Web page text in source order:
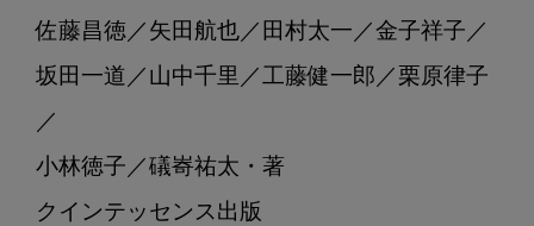
佐藤昌徳／矢田航也／田村太一／金子祥子／
坂田一道／山中千里／工藤健一郎／栗原律子
／
小林徳子／礒㟢祐太・著